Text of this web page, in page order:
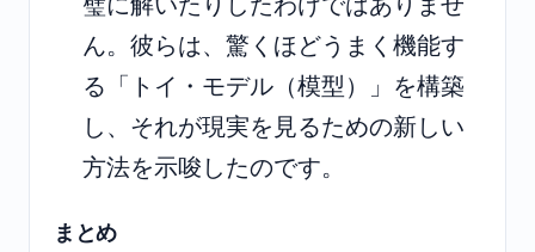
璧に解いたりしたわけではありませ
ん。彼らは、驚くほどうまく機能す
る「トイ・モデル（模型）」を構築
し、それが現実を見るための新しい
方法を示唆したのです。
まとめ